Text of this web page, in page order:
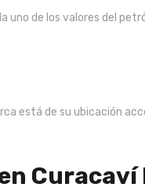
uno de los valores del
está de su ubicación
Curacaví